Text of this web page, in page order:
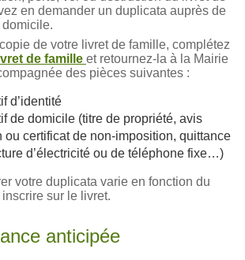
en demander un duplicata auprès de
domicile.
de votre livret de famille, complétez
de famille et retournez-la à la Mairie
des pièces suivantes :
d’identité
de domicile (titre de propriété, avis
ou certificat de non-imposition, quittance
d’électricité ou de téléphone fixe…)
votre duplicata varie en fonction du
inscrire sur le livret.
anticipée